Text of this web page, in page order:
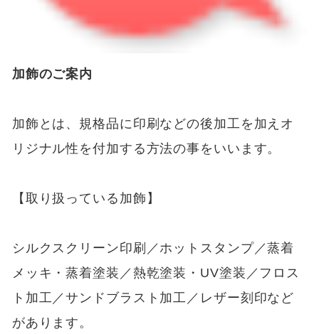
加飾のご案内
加飾とは、規格品に印刷などの後加工を加えオ
リジナル性を付加する方法の事をいいます。
【取り扱っている加飾】
シルクスクリーン印刷／ホットスタンプ／蒸着
メッキ・蒸着塗装／熱乾塗装・UV塗装／フロス
ト加工／サンドブラスト加工／レザー刻印など
があります。